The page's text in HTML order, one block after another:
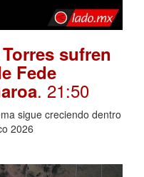
sufren
Fede
. 21:50
sigue creciendo dentro
2026